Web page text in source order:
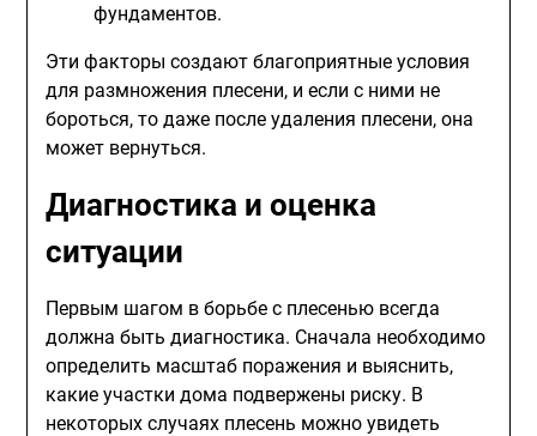
фундаментов.
Эти факторы создают благоприятные условия
для размножения плесени, и если с ними не
бороться, то даже после удаления плесени, она
может вернуться.
Диагностика и оценка
ситуации
Первым шагом в борьбе с плесенью всегда
должна быть диагностика. Сначала необходимо
определить масштаб поражения и выяснить,
какие участки дома подвержены риску. В
некоторых случаях плесень можно увидеть